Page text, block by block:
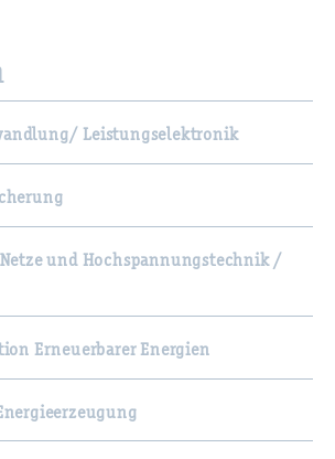
Leistungselektronik
und Hochspannungstechnik /
Erneuerbarer Energien